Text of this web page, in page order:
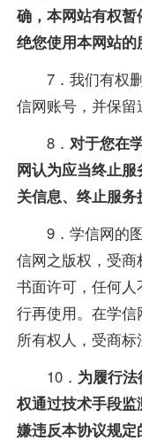
确，本网站有权
绝您使用本网站的
7．我们有权
信网账号，并保留
8． 对于您在
网认为应当终止
关信息、终止服务
9．学信网的
信网之版权，受
书面许可，任何
行再使用。在学
所有权人，受商标
10． 为履行
权通过技术手段
嫌违反本协议规